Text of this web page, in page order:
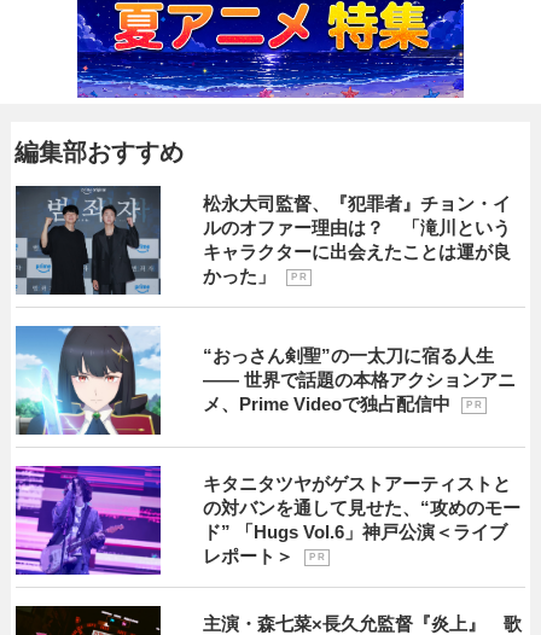
編集部おすすめ
松永大司監督、『犯罪者』チョン・イ
ルのオファー理由は？ 「滝川という
キャラクターに出会えたことは運が良
かった」
P R
“おっさん剣聖”の一太刀に宿る人生
―― 世界で話題の本格アクションアニ
メ、Prime Videoで独占配信中
P R
キタニタツヤがゲストアーティストと
の対バンを通して見せた、“攻めのモー
ド” 「Hugs Vol.6」神戸公演＜ライブ
レポート＞
P R
主演・森七菜×長久允監督『炎上』 歌